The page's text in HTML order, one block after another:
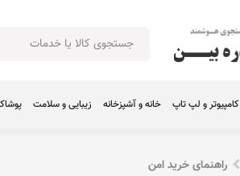
کامپیوتر و لپ تاپ خانه و آشپزخانه زیبایی و سلامت
راهنمای خرید امن